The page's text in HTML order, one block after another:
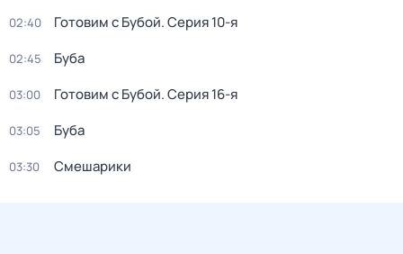
02:40 Готовим с Бубой. Серия 10-я
02:45 Буба
03:00 Готовим с Бубой. Серия 16-я
03:05 Буба
03:30 Смешарики